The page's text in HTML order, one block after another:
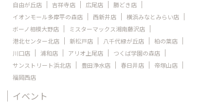
自由が丘店 吉祥寺店 広尾店
勝どき店
イオンモール多摩平の森店
西新井店
横浜みなとみらい店
ボーノ相模大野店
ミスターマックス湘南藤沢店
港北センター北店
新松戸店 八千代緑が丘店
柏の葉店
川口店
浦和店 アリオ上尾店
つくば学園の森店
サンストリート浜北店
豊田浄水店 春日井店
帝塚山店
福岡西店
イベント